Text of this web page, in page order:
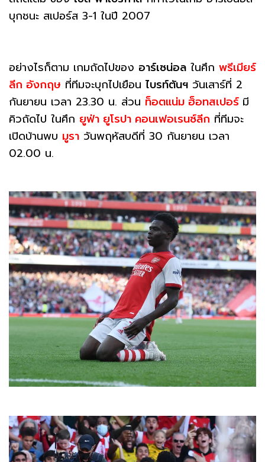
บุกชนะ สเปอร์ส 3-1 ในปี 2007
อย่างไรก็ตาม เกมถัดไปของ อาร์เซน่อล ในศึก พรีเมียร์
ลีก อังกฤษ ที่ทีมจะบุกไปเยือน ไบรท์ตันฯ วันเสาร์ที่ 2
กันยายน เวลา 23.30 น. ส่วน ท็อตแน่ม ฮ็อทสเปอร์ มี
คิวถัดไป ในศึก ยูฟ่า ยูโรปา คอนเฟอเรนซ์ลีก ที่ทีมจะ
เปิดบ้านพบ มูรา วันพฤหัสบดีที่ 30 กันยายน เวลา
02.00 น.